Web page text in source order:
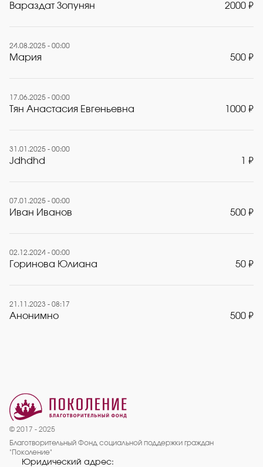
Вараздат Зопунян 2000 ₽
24.08.2025 - 00:00
Мария 500 ₽
17.06.2025 - 00:00
Тян Анастасия Евгеньевна 1000 ₽
31.01.2025 - 00:00
Jdhdhd 1 ₽
07.01.2025 - 00:00
Иван Иванов 500 ₽
02.12.2024 - 00:00
Горинова Юлиана 50 ₽
21.11.2023 - 08:17
Анонимно 500 ₽
© 2017 - 2025
Благотворительный Фонд социальной поддержки граждан
"Поколение"
Юридический адрес: